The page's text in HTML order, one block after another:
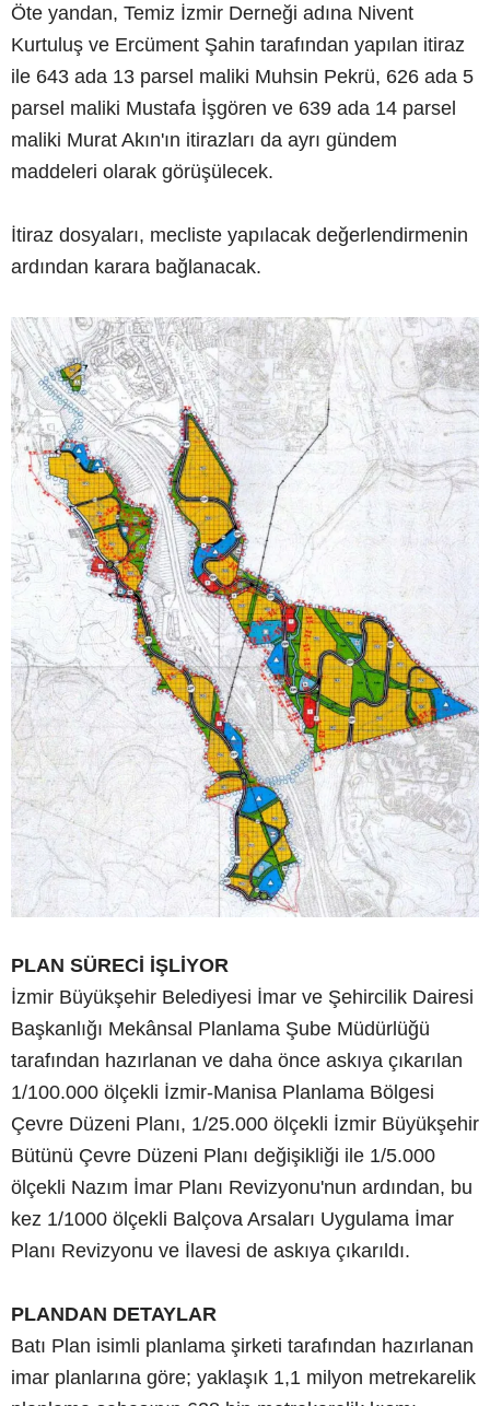
Öte yandan, Temiz İzmir Derneği adına Nivent
Kurtuluş ve Ercüment Şahin tarafından yapılan itiraz
ile 643 ada 13 parsel maliki Muhsin Pekrü, 626 ada 5
parsel maliki Mustafa İşgören ve 639 ada 14 parsel
maliki Murat Akın'ın itirazları da ayrı gündem
maddeleri olarak görüşülecek.
İtiraz dosyaları, mecliste yapılacak değerlendirmenin
ardından karara bağlanacak.
PLAN SÜRECİ İŞLİYOR
İzmir Büyükşehir Belediyesi İmar ve Şehircilik Dairesi
Başkanlığı Mekânsal Planlama Şube Müdürlüğü
tarafından hazırlanan ve daha önce askıya çıkarılan
1/100.000 ölçekli İzmir-Manisa Planlama Bölgesi
Çevre Düzeni Planı, 1/25.000 ölçekli İzmir Büyükşehir
Bütünü Çevre Düzeni Planı değişikliği ile 1/5.000
ölçekli Nazım İmar Planı Revizyonu'nun ardından, bu
kez 1/1000 ölçekli Balçova Arsaları Uygulama İmar
Planı Revizyonu ve İlavesi de askıya çıkarıldı.
PLANDAN DETAYLAR
Batı Plan isimli planlama şirketi tarafından hazırlanan
imar planlarına göre; yaklaşık 1,1 milyon metrekarelik